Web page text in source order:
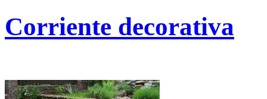
Corriente decorativa